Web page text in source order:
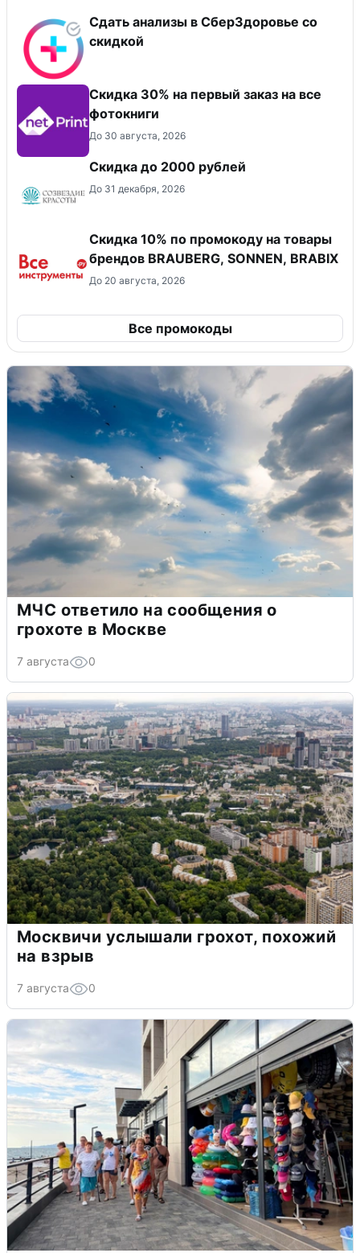
Сдать анализы в СберЗдоровье со
скидкой
Cкидка 30% на первый заказ на все
фотокниги
До 30 августа, 2026
Скидка до 2000 рублей
До 31 декабря, 2026
Скидка 10% по промокоду на товары
брендов BRAUBERG, SONNEN, BRABIX
До 20 августа, 2026
Все промокоды
МЧС ответило на сообщения о
грохоте в Москве
7 августа 0
Москвичи услышали грохот, похожий
на взрыв
7 августа 0